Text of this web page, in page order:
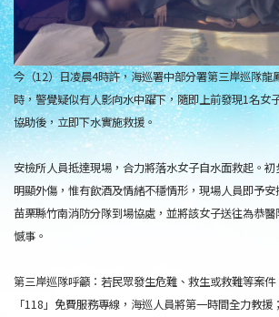
今（12）日凌晨4時許，海巡署中部分署第三岸巡隊龍
時，警覺疑似有人影向水中躍下，隨即上前發現1名女
協助後，立即下水實施救援。
安檢所人員抵達現場，合力將落水女子自水面救起。
明顯外傷，惟有飲酒及情緒不穩情形，現場人員即予
苗栗縣竹南消防分隊到場協處，並將該女子送往為恭
憾事。
第三岸巡隊呼籲：若民眾發生危難、救生或救難等案
「118」免費服務專線，海巡人員將第一時間全力教